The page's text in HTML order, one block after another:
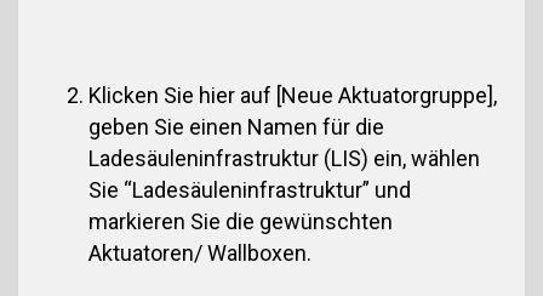
Klicken Sie hier auf [Neue Aktuatorgruppe],
geben Sie einen Namen für die
Ladesäuleninfrastruktur (LIS) ein, wählen
Sie “Ladesäuleninfrastruktur” und
markieren Sie die gewünschten
Aktuatoren/ Wallboxen.